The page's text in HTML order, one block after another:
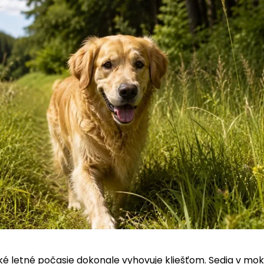
letné počasie dokonale vyhovuje kliešťom. Sedia v